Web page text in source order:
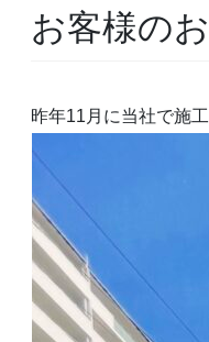
お客様の
昨年11月に当社で施